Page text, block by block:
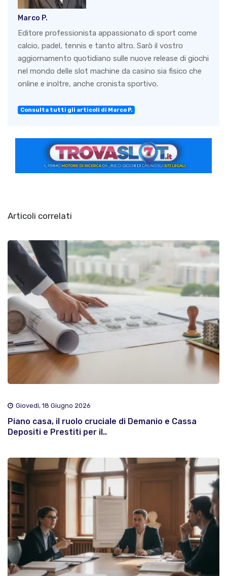
Marco P.
Editore professionista appassionato di sport come
calcio, padel, tennis e tanto altro. Sarò il vostro
aggiornamento quotidiano sulle nuove release di giochi
nel mondo delle slot machine da casino sia fisico che
online e inoltre, anche cronista sportivo.
Consulta tutti gli articoli di Marco P.
Articoli correlati
Giovedì, 18 Giugno 2026
Piano casa, il ruolo cruciale di Demanio e Cassa
Depositi e Prestiti per il..